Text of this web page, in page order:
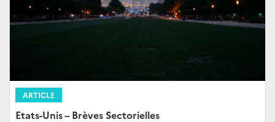
ARTICLE
Etats-Unis – Brèves Sectorielles